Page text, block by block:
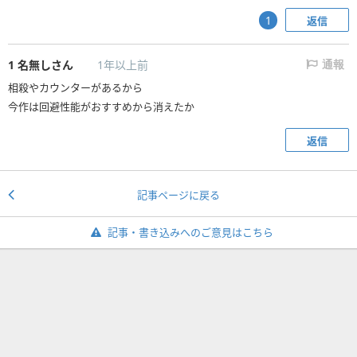
返信
1
1 名無しさん 1年以上前 通報
相殺やカウンターがあるから
今作は回避性能がおすすめから消えたか
返信
記事ページに戻る
記事・書き込みへのご意見はこちら